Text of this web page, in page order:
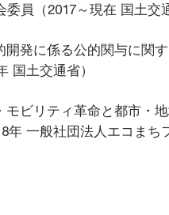
委員（2017～現在 国土交
開発に係る公的関与に関
国土交通省）
モビリティ革命と都市・
年 一般社団法人エコまち